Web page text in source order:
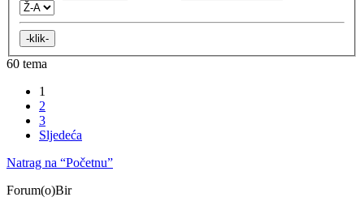
60 tema
1
2
3
Sljedeća
Natrag na “Početnu”
Forum(o)Bir